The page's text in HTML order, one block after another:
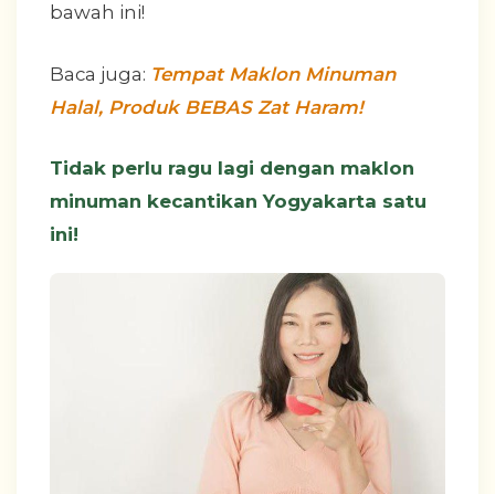
bawah ini!
Baca juga: Tempat Maklon Minuman
Halal, Produk BEBAS Zat Haram!
Tidak perlu ragu lagi dengan maklon
minuman kecantikan Yogyakarta satu
ini!